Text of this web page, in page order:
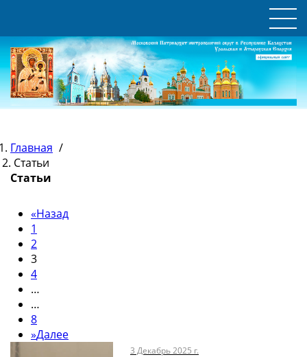
Главная /
Статьи
Статьи
«Назад
1
2
3
4
…
…
8
»Далее
3 Декабрь 2025 г.